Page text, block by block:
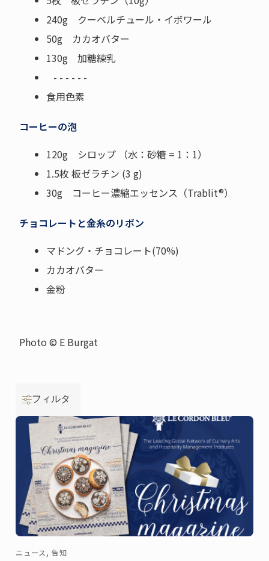
240g クーベルチュール・イボワール
50g カカオバター
130g 加糖練乳
- - - - - -
食用色素
コーヒーの泡
120g シロップ （水：砂糖 = 1：1）
1.5枚 板ゼラチン (3 g)
30g コーヒー濃縮エッセンス（Trablit®）
チョコレートと金糸のリボン
マドング・チョコレート(70%)
カカオバター
金粉
Photo © E Burgat
フィルタ
ニュース, 告知